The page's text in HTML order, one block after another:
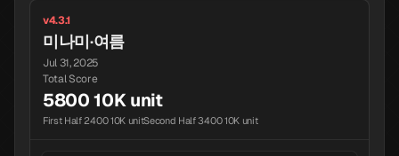
v4.3.1
미나미·여름
Jul 31, 2025
Total Score
5800 10K unit
First Half 2400 10K unitSecond Half 3400 10K unit